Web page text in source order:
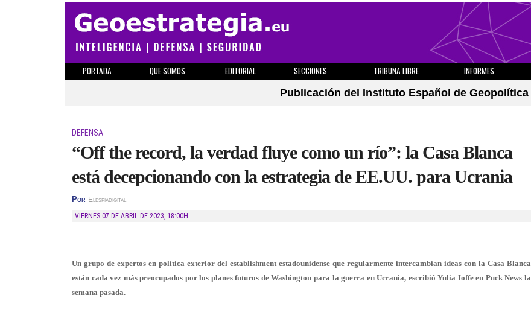
PORTADA QUE SOMOS EDITORIAL SECCIONES TRIBUNA LIBRE INFORMES
Publicación del Instituto Español de Geopolítica
DEFENSA
“Off the record, la verdad fluye como un río”: la Casa Blanca
está decepcionando con la estrategia de EE.UU. para Ucrania
Por Elespiadigital
VIERNES 07 DE ABRIL DE 2023, 18:00H
Un grupo de expertos en política exterior del establishment estadounidense que regularmente intercambian ideas con la Casa Blanca
están cada vez más preocupados por los planes futuros de Washington para la guerra en Ucrania, escribió Yulia Ioffe en Puck News la
semana pasada.